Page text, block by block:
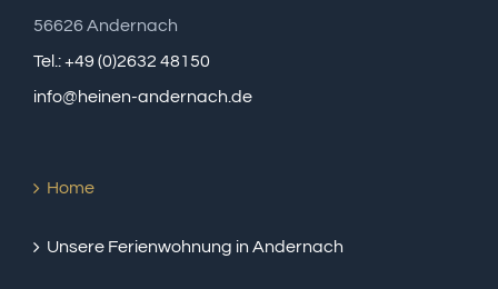
56626 Andernach
Tel.: +49 (0)2632 48150
info@heinen-andernach.de
Home
Unsere Ferienwohnung in Andernach